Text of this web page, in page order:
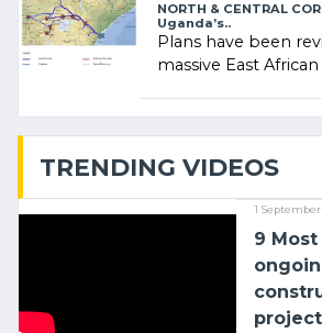
NORTH & CENTRAL
Uganda’s..
Plans have been
massive East
TRENDING VIDEOS
1
9